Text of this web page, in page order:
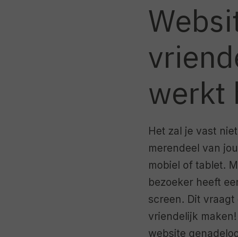
werkt
Het zal je vast
merendeel van
mobiel of tablet.
bezoeker heeft
screen. Dit vraagt
vriendelijk
website